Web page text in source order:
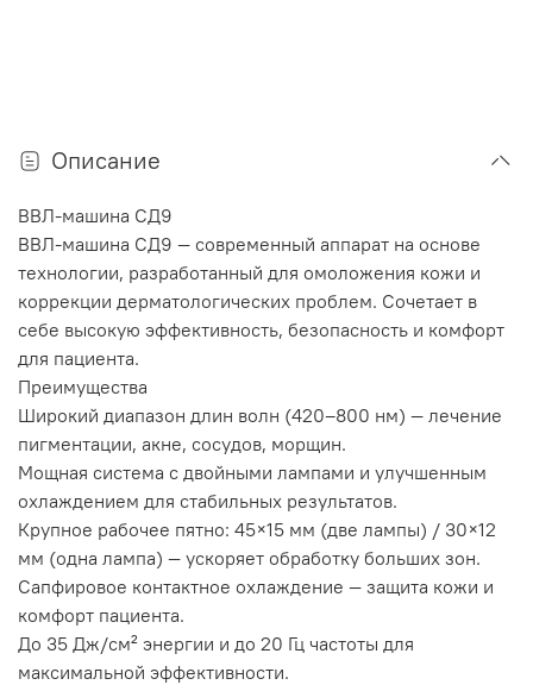
Описание
BBЛ-машина СД9
BBЛ-машина СД9 — современный аппарат на основе
технологии, разработанный для омоложения кожи и
коррекции дерматологических проблем. Сочетает в
себе высокую эффективность, безопасность и комфорт
для пациента.
Преимущества
Широкий диапазон длин волн (420–800 нм) — лечение
пигментации, акне, сосудов, морщин.
Мощная система с двойными лампами и улучшенным
охлаждением для стабильных результатов.
Крупное рабочее пятно: 45×15 мм (две лампы) / 30×12
мм (одна лампа) — ускоряет обработку больших зон.
Сапфировое контактное охлаждение — защита кожи и
комфорт пациента.
До 35 Дж/см² энергии и до 20 Гц частоты для
максимальной эффективности.